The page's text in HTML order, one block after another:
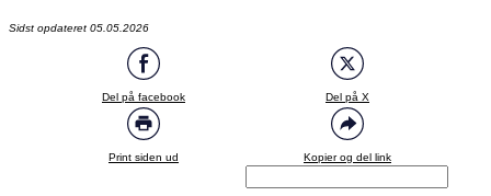
Sidst opdateret 05.05.2026
Del på facebook Del på X
Print siden ud Kopier og del link